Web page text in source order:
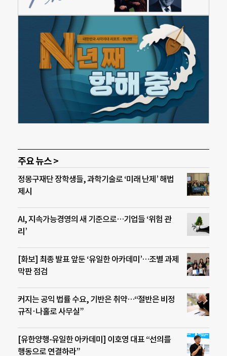
주요 뉴스 >
정몽구재단 장학생들, 과학기술로 ‘미래 난제’ 해법
제시
AI, 지속가능경영의 새 기준으로…기업들 ‘위험 관
리’
[화보] 최종 발표 앞둔 ‘유일한 아카데미’…조별 과제
막판 점검
커지는 공익 법률 수요, 기반은 취약…“절반은 비정
규직·나홀로 사무실”
[유한양행-유일한 아카데미] 이호영 대표 “선의를
행동으로 연결하라”